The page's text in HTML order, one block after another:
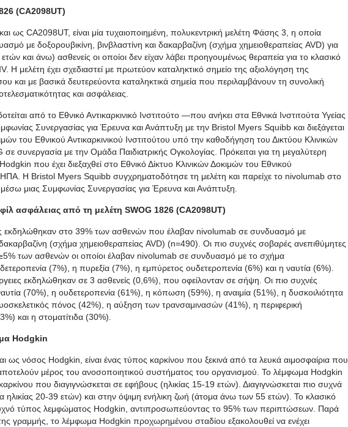
(CA2098UT)
ως CA2098UT, είναι μία τυχαιοποιημένη, πολυκεντρική μελέτη Φάσης 3, η οποία
με δοξορουβικίνη, βινβλαστίνη και δακαρβαζίνη (σχήμα χημειοθεραπείας AVD) για
ετών και άνω) ασθενείς οι οποίοι δεν είχαν λάβει προηγουμένως θεραπεία για το κλασικό
μελέτη έχει σχεδιαστεί με πρωτεύον καταληκτικό σημείο της αξιολόγηση της
και με βασικά δευτερεύοντα καταληκτικά σημεία που περιλαμβάνουν τη συνολική
και ασφάλειας.
από το Εθνικό Αντικαρκινικό Ινστιτούτο —που ανήκει στα Εθνικά Ινστιτούτα Υγείας
Συνεργασίας για Έρευνα και Ανάπτυξη με την Bristol Myers Squibb και διεξάγεται
του Εθνικού Αντικαρκινικού Ινστιτούτου υπό την καθοδήγηση του Δικτύου Κλινικών
συνεργασία με την Ομάδα Παιδιατρικής Ογκολογίας. Πρόκειται για τη μεγαλύτερη
που έχει διεξαχθεί στο Εθνικό Δίκτυο Κλινικών Δοκιμών του Εθνικού
ΗΠΑ. Η Bristol Myers Squibb συγχρηματοδότησε τη μελέτη και παρείχε το nivolumab στο
μέσω μιας Συμφωνίας Συνεργασίας για Έρευνα και Ανάπτυξη.
ασφάλειας από τη μελέτη SWOG 1826 (CA2098UT)
εκδηλώθηκαν στο 39% των ασθενών που έλαβαν nivolumab σε συνδυασμό με
δακαρβαζίνη (σχήμα χημειοθεραπείας AVD) (n=490). Οι πιο συχνές σοβαρές ανεπιθύμητες
των ασθενών οι οποίοι έλαβαν nivolumab σε συνδυασμό με το σχήμα
(7%), η πυρεξία (7%), η εμπύρετος ουδετεροπενία (6%) και η ναυτία (6%).
εκδηλώθηκαν σε 3 ασθενείς (0,6%), που οφείλονταν σε σήψη. Οι πιο συχνές
(70%), η ουδετεροπενία (61%), η κόπωση (59%), η αναιμία (51%), η δυσκοιλιότητα
πόνος (42%), η αύξηση των τρανσαμινασών (41%), η περιφερική
και η στοματίτιδα (30%).
Hodgkin
νόσος Hodgkin, είναι ένας τύπος καρκίνου που ξεκινά από τα λευκά αιμοσφαίρια που
μέρος του ανοσοποιητικού συστήματος του οργανισμού. Το λέμφωμα Hodgkin
που διαγιγνώσκεται σε εφήβους (ηλικίας 15-19 ετών). Διαγιγνώσκεται πιο συχνά
ηλικίας 20-39 ετών) και στην όψιμη ενήλικη ζωή (άτομα άνω των 55 ετών). Το κλασικό
τύπος λεμφώματος Hodgkin, αντιπροσωπεύοντας το 95% των περιπτώσεων. Παρά
γραμμής, το λέμφωμα Hodgkin προχωρημένου σταδίου εξακολουθεί να ενέχει